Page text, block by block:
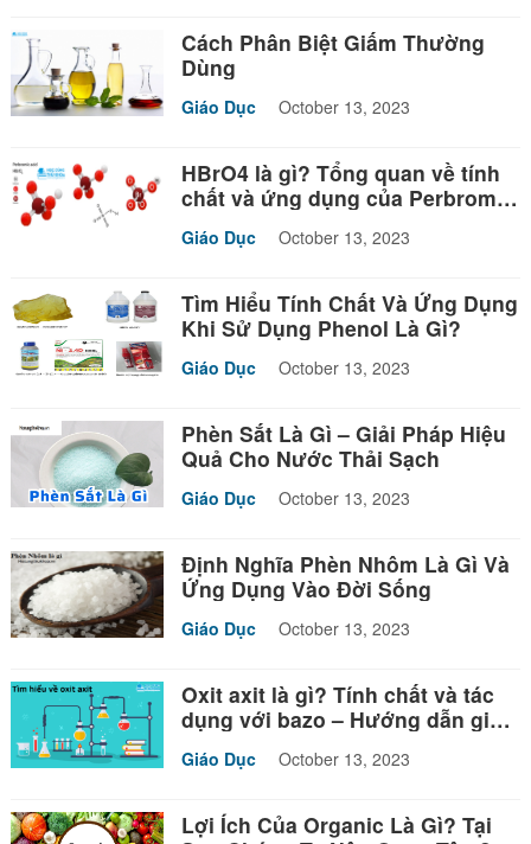
Cách Phân Biệt Giấm Thường
Dùng
Giáo Dục October 13, 2023
HBrO4 là gì? Tổng quan về tính
chất và ứng dụng của Perbromic
Giáo Dục October 13, 2023
Tìm Hiểu Tính Chất Và Ứng Dụng
Khi Sử Dụng Phenol Là Gì?
Giáo Dục October 13, 2023
Phèn Sắt Là Gì – Giải Pháp Hiệu
Quả Cho Nước Thải Sạch
Giáo Dục October 13, 2023
Định Nghĩa Phèn Nhôm Là Gì Và
Ứng Dụng Vào Đời Sống
Giáo Dục October 13, 2023
Oxit axit là gì? Tính chất và tác
dụng với bazo – Hướng dẫn giải
Giáo Dục October 13, 2023
Lợi Ích Của Organic Là Gì? Tại